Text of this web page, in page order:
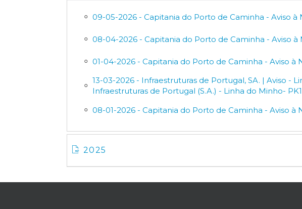
09-05-2026 - Capitania do Porto de Caminha - Aviso à
08-04-2026 - Capitania do Porto de Caminha - Aviso à
01-04-2026 - Capitania do Porto de Caminha - Aviso à
13-03-2026 - Infraestruturas de Portugal, SA. | Aviso -
Infraestruturas de Portugal (S.A.) - Linha do Minho-
08-01-2026 - Capitania do Porto de Caminha - Aviso à
2025